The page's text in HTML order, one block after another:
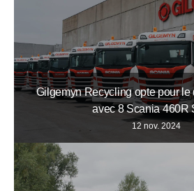
Gilgemyn Recycling opte pour le
avec 8 Scania 460R
12 nov. 2024